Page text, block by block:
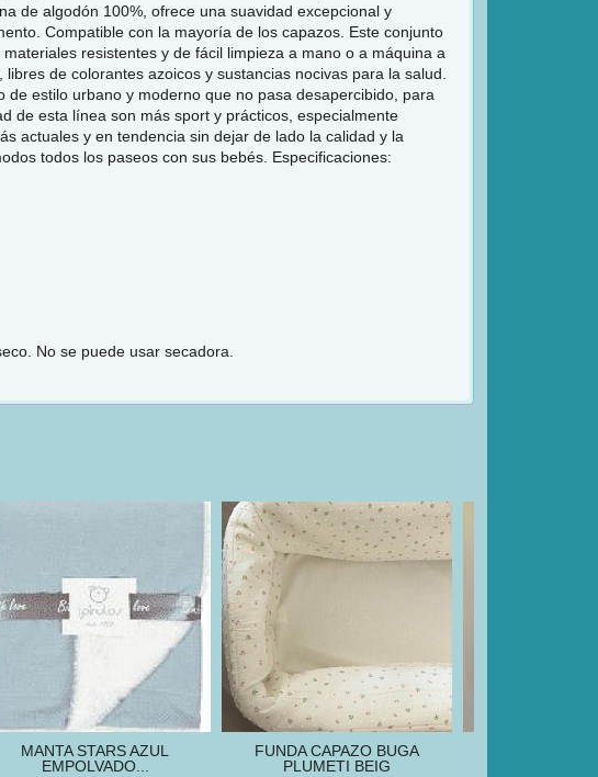
de algodón 100%, ofrece una suavidad excepcional y
Compatible con la mayoría de los capazos. Este conjunto
resistentes y de fácil limpieza a mano o a máquina a
de colorantes azoicos y sustancias nocivas para la salud.
estilo urbano y moderno que no pasa desapercibido, para
de esta línea son más sport y prácticos, especialmente
actuales y en tendencia sin dejar de lado la calidad y la
todos los paseos con sus bebés. Especificaciones:
No se puede usar secadora.
MANTA STARS AZUL
EMPOLVADO...
FUNDA CAPAZO BUGA
PLUMETI BEIG